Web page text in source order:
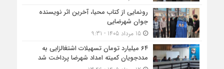
رونمایی از کتاب محیا، آخرین اثر نویسنده
جوان شهرضایی
15 مرداد 1405 - 9:31
۶۴ میلیارد تومان تسهیلات اشتغالزایی به
مددجویان کمیته امداد شهرضا پرداخت شد